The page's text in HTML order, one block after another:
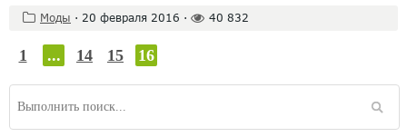
Моды · 20 февраля 2016 · 40 832
1 ... 14 15 16